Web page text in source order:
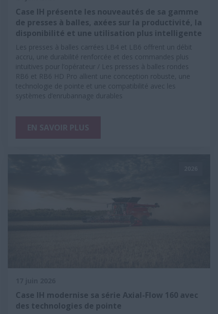
Case IH présente les nouveautés de sa gamme
de presses à balles, axées sur la productivité, la
disponibilité et une utilisation plus intelligente
Les presses à balles carrées LB4 et LB6 offrent un débit
accru, une durabilité renforcée et des commandes plus
intuitives pour l’opérateur / Les presses à balles rondes
RB6 et RB6 HD Pro allient une conception robuste, une
technologie de pointe et une compatibilité avec les
systèmes d’enrubannage durables
Case IH modernise sa série Axial-Flow 160 avec
des technologies de pointe